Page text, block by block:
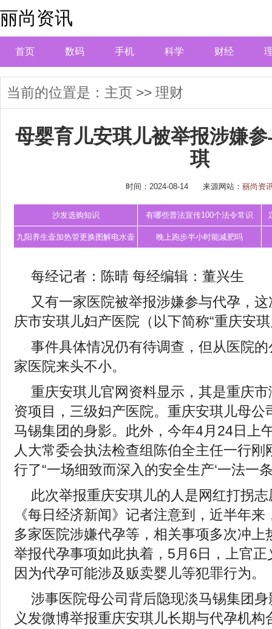
丽尚资讯
首页 数码 手机 科学 财经
当前的位置是： 主页 >> 理财
母婴育儿安琪儿被举报涉嫌
琪
时间：2024-08-14 来源网站： 丽尚资
沙发选购知识 有哪些普法宣传100个法令常识
九阳养生壶加热管更换图解电水壶 晚上跑步半小时能减肥吗
每经记者：陈晴 每经编辑：董兴生
又有一家医院被举报涉嫌参与代孕，
庆市安琪儿妇产医院（以下简称“重庆安
事件具体情况仍有待调查，但从医院
家医院来头不小。
重庆安琪儿官网资料显示，其是重庆
资项目，三级妇产医院。重庆安琪儿母公
马锡集团的身影。此外，今年4月24日上
人大常委会执法检查组陈伯全主任一行刚
行了“一场细致而深入的安全生产‘一法一
此次举报重庆安琪儿的人是网红打拐
《每日经济新闻》记者注意到，近半年
多家医院涉嫌代孕等，相关事项多次冲上
举报代孕事项如此执着，5月6日，上官
因为代孕可能涉及贩卖婴儿等犯罪行为。
涉事医院母公司背后隐现淡马锡集团
义发微博举报重庆安琪儿长期与代孕机构